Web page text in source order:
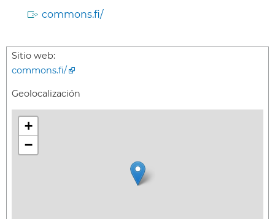
commons.fi/
Sitio web:
commons.fi/
Geolocalización
+
−